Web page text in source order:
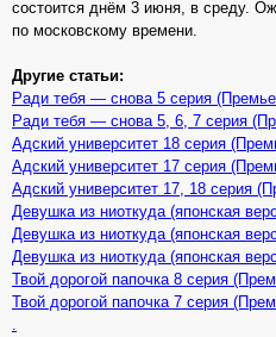
состоится днём 3 июня, в среду.
по московскому времени.
Другие статьи:
Ради тебя — снова 5 серия
Ради тебя — снова 5, 6, 7 серия
Адский университет 18 серия
Адский университет 17 серия
Адский университет 17, 18 серия
Девушка из ниоткуда (японская
Девушка из ниоткуда (японская
Девушка из ниоткуда (японская
Твой дорогой папочка 8 серия
Твой дорогой папочка 7 серия